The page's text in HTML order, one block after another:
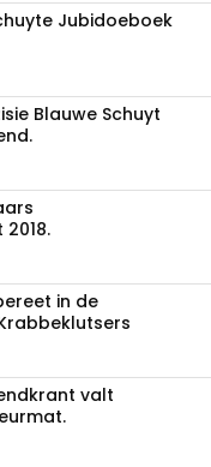
Jubidoeboek
Blauwe Schuyt
in de
valt